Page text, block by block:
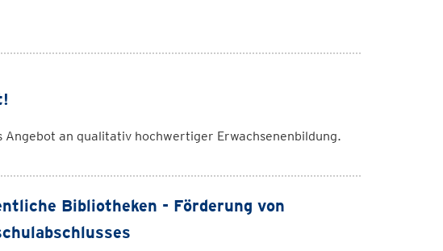
an qualitativ hochwertiger Erwachsenenbildung.
Bibliotheken - Förderung von